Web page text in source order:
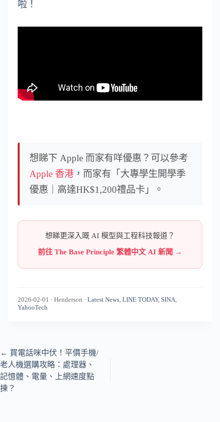
啦！
想睇下 Apple 而家有咩優惠？可以參考
Apple 香港 ，而家有「大專學生開學季
優惠｜高達HK$1,200禮品卡」。
想睇更深入嘅 AI 模型與工程科技報道？
前往 The Base Principle 繁體中文 AI 新聞 →
2026-02-01 · Henderson · Latest News, LINE TODAY, SINA,
YahooTech
← 買電話咪中伏！平價手機/
老人機選購攻略：處理器、
記憶體、電量、上網速度點
揀？